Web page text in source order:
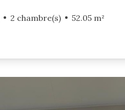
2 chambre(s) 52.05 m²